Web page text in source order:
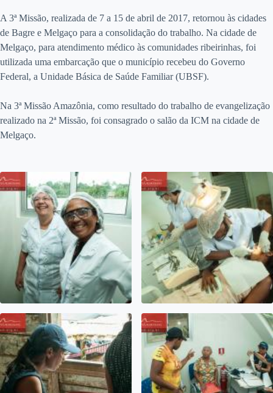
A 3ª Missão, realizada de 7 a 15 de abril de 2017, retornou às cidades
de Bagre e Melgaço para a consolidação do trabalho. Na cidade de
Melgaço, para atendimento médico às comunidades ribeirinhas, foi
utilizada uma embarcação que o município recebeu do Governo
Federal, a Unidade Básica de Saúde Familiar (UBSF).
Na 3ª Missão Amazônia, como resultado do trabalho de evangelização
realizado na 2ª Missão, foi consagrado o salão da ICM na cidade de
Melgaço.